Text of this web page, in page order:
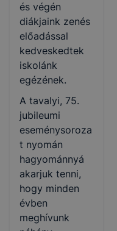
és végén
diákjaink zenés
előadással
kedveskedtek
iskolánk
egézének.
A tavalyi, 75.
jubileumi
eseménysoroza
t nyomán
hagyománnyá
akarjuk tenni,
hogy minden
évben
meghívunk